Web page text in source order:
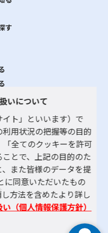
す
いについて
ト」といいます）で
用状況の把握等の目的
全てのクッキーを許可
とで、上記の目的のた
また皆様のデータを提
に同意いただいたもの
方法を含めたより詳し
（個人情報保護方針）